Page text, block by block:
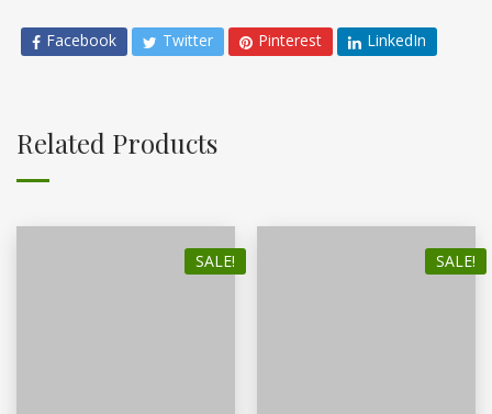
Facebook Twitter Pinterest LinkedIn
Related Products
SALE! SALE!